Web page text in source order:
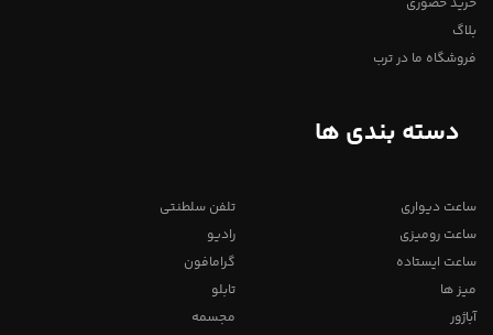
بلاگ
فروشگاه ما در ترب
دسته بندی ها
ساعت دیواری
ساعت رومیزی
ساعت ایستاده
میز ها
آباژور
تلفن سلطنتی
رادیو
گرامافون
تابلو
مجسمه